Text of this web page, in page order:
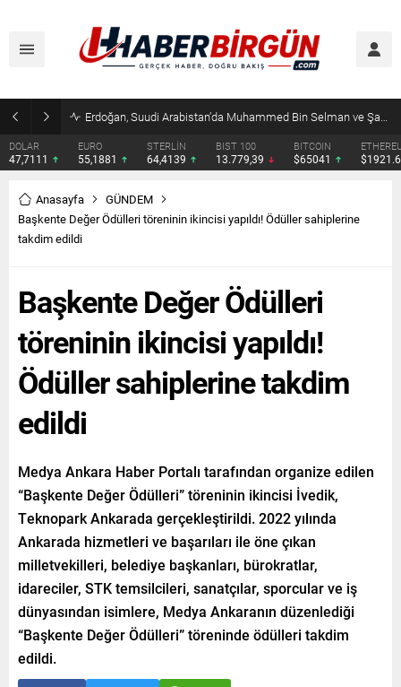
Erdoğan, Suudi Arabistan’da Muhammed Bin Selman ve Şahbaz Şerif ile Görüşecek
DOLAR
47,7111
EURO
55,1881
STERLİN
64,4139
BIST 100
13.779,39
BITCOIN
$65041
Anasayfa
GÜNDEM
Başkente Değer Ödülleri töreninin ikincisi yapıldı! Ödüller sahiplerine
takdim edildi
Başkente Değer Ödülleri
töreninin ikincisi yapıldı!
Ödüller sahiplerine takdim
edildi
Medya Ankara Haber Portalı tarafından organize edilen
“Başkente Değer Ödülleri” töreninin ikincisi İvedik,
Teknopark Ankarada gerçekleştirildi. 2022 yılında
Ankarada hizmetleri ve başarıları ile öne çıkan
milletvekilleri, belediye başkanları, bürokratlar,
idareciler, STK temsilcileri, sanatçılar, sporcular ve iş
dünyasından isimlere, Medya Ankaranın düzenlediği
“Başkente Değer Ödülleri” töreninde ödülleri takdim
edildi.